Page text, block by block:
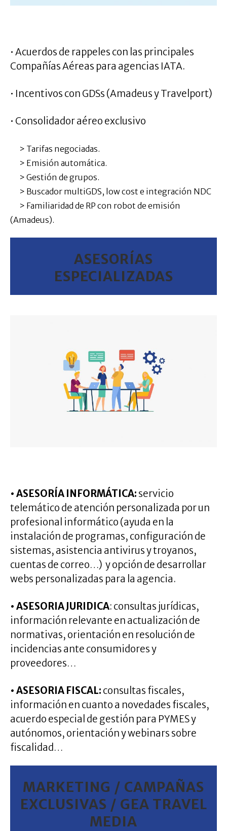
• Acuerdos de rappeles con las principales
Compañías Aéreas para agencias IATA.
• Incentivos con GDSs (Amadeus y Travelport)
• Consolidador aéreo exclusivo
> Tarifas negociadas.
> Emisión automática.
> Gestión de grupos.
> Buscador multiGDS, low cost e integración NDC
> Familiaridad de RP con robot de emisión
(Amadeus).
ASESORÍAS
ESPECIALIZADAS
• ASESORÍA INFORMÁTICA: servicio
telemático de atención personalizada por un
profesional informático (ayuda en la
instalación de programas, configuración de
sistemas, asistencia antivirus y troyanos,
cuentas de correo…) y opción de desarrollar
webs personalizadas para la agencia.
• ASESORIA JURIDICA: consultas jurídicas,
información relevante en actualización de
normativas, orientación en resolución de
incidencias ante consumidores y
proveedores…
• ASESORIA FISCAL: consultas fiscales,
información en cuanto a novedades fiscales,
acuerdo especial de gestión para PYMES y
autónomos, orientación y webinars sobre
fiscalidad…
MARKETING / CAMPAÑAS
EXCLUSIVAS / GEA TRAVEL
MEDIA